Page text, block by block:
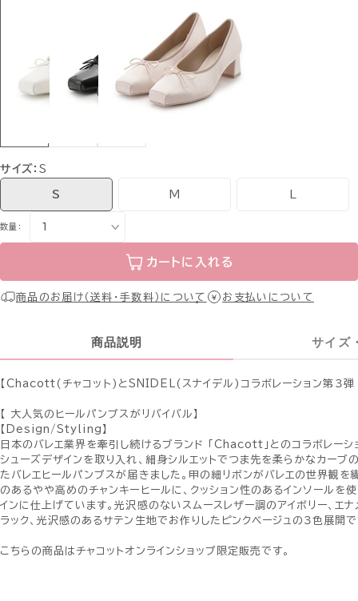
サイズ：S
S M
数量：
カートに入れる
商品のお届け（送料・手数料）について お支払いについて
商品説明 サイズ
【Chacott(チャコット)とSNIDEL(スナイデル)コラボレーション第３弾
【 大人気のヒールパンプスがリバイバル】
【Design/Styling】
日本のバレエ業界を牽引し続けるブランド 「Chacott」とのコラボレーシ
シューズデザインを取り入れ、細身シルエットでつま先を柔らかなカーブ
たバレエヒールパンプスが届きました。甲の細リボンがバレエの世界観を
のあるやや高めのチャンキーヒールに、クッション性のあるインソールを
インに仕上げています。光沢感のないスムースレザー調のアイボリー、エ
ラック、光沢感のあるサテン生地でお作りしたピンクベージュの３色展開で
こちらの商品はチャコットオンラインショップ限定販売です。